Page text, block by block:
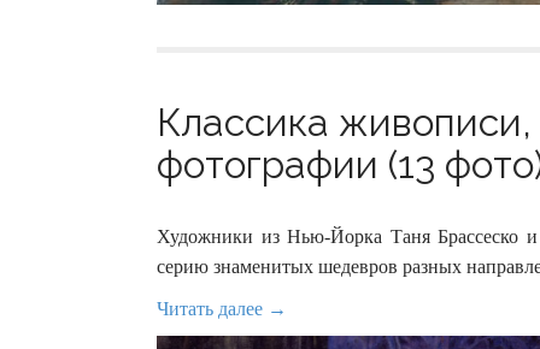
Классика
фотографии (13
Художники из Нью-Йорка Таня Брассеско и
серию знаменитых шедевров разных
Читать далее →